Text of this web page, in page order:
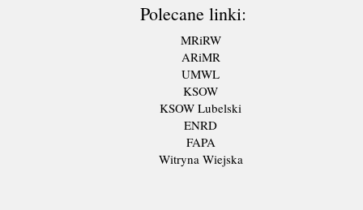
Polecane linki:
MRiRW
ARiMR
UMWL
KSOW
KSOW Lubelski
ENRD
FAPA
Witryna Wiejska